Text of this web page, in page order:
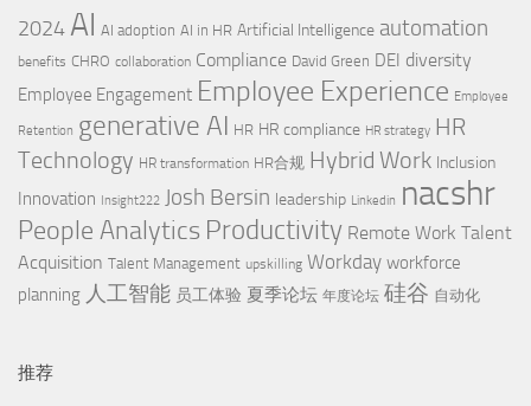
2024 AI AI adoption AI in HR Artificial Intelligence automation
benefits CHRO collaboration Compliance David Green DEI diversity
Employee Engagement Employee Experience Employee
Retention generative AI HR HR compliance HR strategy HR
Technology HR transformation HR合规 Hybrid Work Inclusion
Innovation Insight222 Josh Bersin leadership Linkedin nacshr
People Analytics Productivity Remote Work Talent
Acquisition Talent Management upskilling Workday workforce
planning 人工智能 员工体验 夏季论坛 年度论坛 硅谷 自动化
推荐